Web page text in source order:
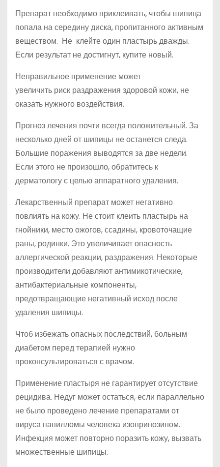
Препарат необходимо приклеивать, чтобы шипица
попала на середину диска, пропитанного активным
веществом. Не клейте один пластырь дважды.
Если результат не достигнут, купите новый.
Неправильное применение может
увеличить риск раздражения здоровой кожи, не
оказать нужного воздействия.
Прогноз лечения почти всегда положительный. За
несколько дней от шипицы не останется следа.
Большие поражения выводятся за две недели.
Если этого не произошло, обратитесь к
дерматологу с целью аппаратного удаления.
Лекарственный препарат может негативно
повлиять на кожу. Не стоит клеить пластырь на
гнойники, место ожогов, ссадины, кровоточащие
раны, родинки. Это увеличивает опасность
аллергической реакции, раздражения. Некоторые
производители добавляют антимикотические,
антибактериальные компоненты,
предотвращающие негативный исход после
удаления шипицы.
Чтоб избежать опасных последствий, больным
диабетом перед терапией нужно
проконсультироваться с врачом.
Применение пластыря не гарантирует отсутствие
рецидива. Недуг может остаться, если параллельно
не было проведено лечение препаратами от
вируса папилломы человека изопринозином.
Инфекция может повторно поразить кожу, вызвать
множественные шипицы.